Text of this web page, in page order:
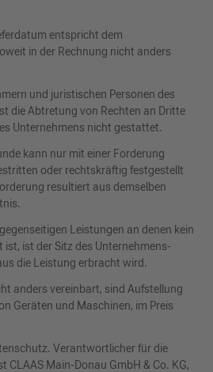
entspricht dem
in der Rechnung nicht anders
und juristischen Personen des
die Abtretung von Rechten an Dritte
Unternehmens nicht gestattet.
kann nur mit einer Forderung
oder rechtskräftig festgestellt
resultiert aus demselben
Leistungen an denen kein
ist der Sitz des Unternehmens-
die Leistung erbracht wird.
anders vereinbart, sind Aufstellung
Geräten und Maschinen, im Preis
Verantwortlicher für die
CLAAS Main-Donau GmbH & Co. KG,